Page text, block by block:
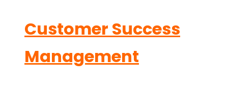
Customer Success
Management